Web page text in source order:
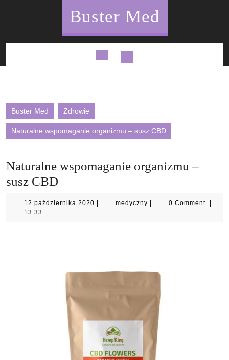
Buster Med
Open
Buster Med Zdrowie
Naturalne wspomaganie organizmu – susz CBD
Naturalne wspomaganie organizmu –
susz CBD
12 października 2020 12
medyczny medyczny0 Comment
13:33